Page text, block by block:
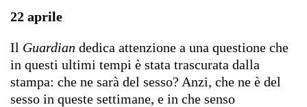
22 aprile
Il Guardian dedica attenzione a una questione che
in questi ultimi tempi è stata trascurata dalla
stampa: che ne sarà del sesso? Anzi, che ne è del
sesso in queste settimane, e in che senso